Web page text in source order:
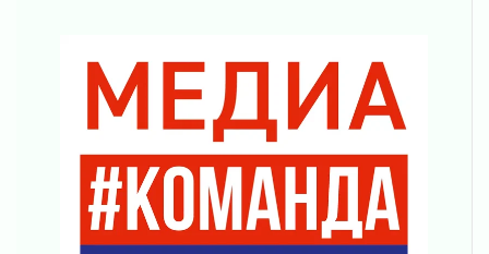
Без риска для здоровья и кошелька
04 августа 2026
Важная информация
04 августа 2026
Что делать со сбережениями
04 августа 2026
Награды нашли строителей